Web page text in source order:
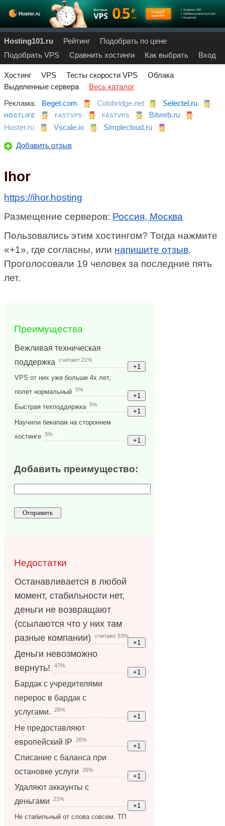
Hosting101.ru Рейтинг
Подобрать по цене
Подобрать VPS
Сравнить хостинги Как выбрать Вход
Хостинг VPS Тесты скорости VPS
Облака
Выделенные сервера
Весь каталог
Реклама:
Beget.com Colobridge.net Selectel.ru
HOSTLIFE FASTVPS FASTVPS
Bitweb.ru
Hoster.ru
Vscale.io Simplecloud.ru
Добавить отзыв
Ihor
https://ihor.hosting
Размещение серверов: Россия, Москва
Пользовались этим хостингом? Тогда нажмите
«+1», где согласны, или напишите отзыв.
Проголосовали 19 человек за последние пять
лет.
Преимущества
Вежливая техническая
поддержка
считают 21%
VPS от них уже больше 4х лет,
полет нормальный
5%
Быстрая техподдержка 5%
Научили бекапам на стороннем
хостинге
5%
Добавить преимущество:
Недостатки
Останавливается в любой
момент, стабильности нет,
деньги не возвращают
(ссылаются что у них там
разные компании)
считают 53%
Деньги невозможно
вернуть!
47%
Бардак с учредителями
перерос в бардак с
услугами.
26%
Не предоставляют
европейский IP
26%
Списание с баланса при
остановке услуги
26%
Удаляют аккаунты с
деньгами
21%
Не стабильный от слова совсем. ТП